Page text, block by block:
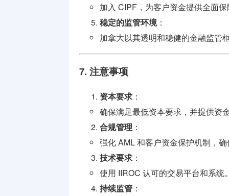
加入 CIPF，为客户资金提供全面
稳定的监管环境：
加拿大以其透明和稳健的金融监管
7. 注意事项
资本要求 ：
确保满足最低资本要求，并提供资
合规管理 ：
强化 AML 和客户资金保护机制，
技术要求 ：
使用 IIROC 认可的交易平台和系统
持续监管 ：